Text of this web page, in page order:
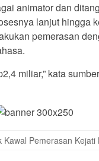
animator dan
lanjut hingga
pemerasan
miliar,” kata
Kawal Pemerasan Kejati